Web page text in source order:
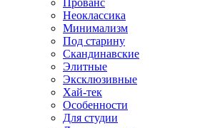
Прованс
Неоклассика
Минимализм
Под старину
Скандинавские
Элитные
Эксклюзивные
Хай-тек
Особенности
Для студии